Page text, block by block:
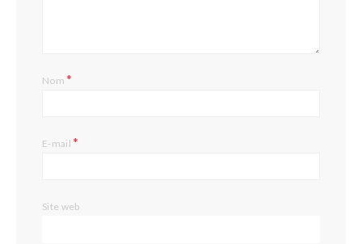
Nom*
E-mail*
Site web